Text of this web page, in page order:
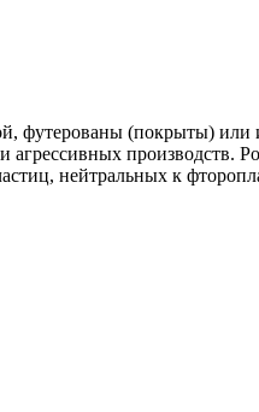
футерованы (покрыты) или
производств.
нейтральных к